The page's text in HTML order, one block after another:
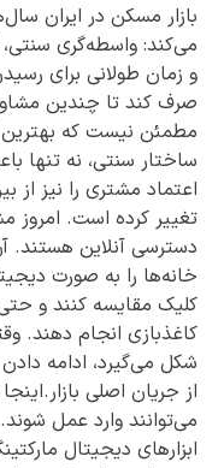
بازار مسکن در ایران
می‌کند: واسطه‌گری
و زمان طولانی برای
صرف کند تا چندین
مطمئن نیست که بهترین
ساختار سنتی، نه تنها
اعتماد مشتری را نیز
تغییر کرده است. امروز
دسترسی آنلاین هستند.
خانه‌ها را به صورت
کلیک مقایسه کنند و
کاغذبازی انجام دهند.
شکل می‌گیرد، ادامه
از جریان اصلی
می‌توانند وارد عمل
ابزارهای دیجیتال